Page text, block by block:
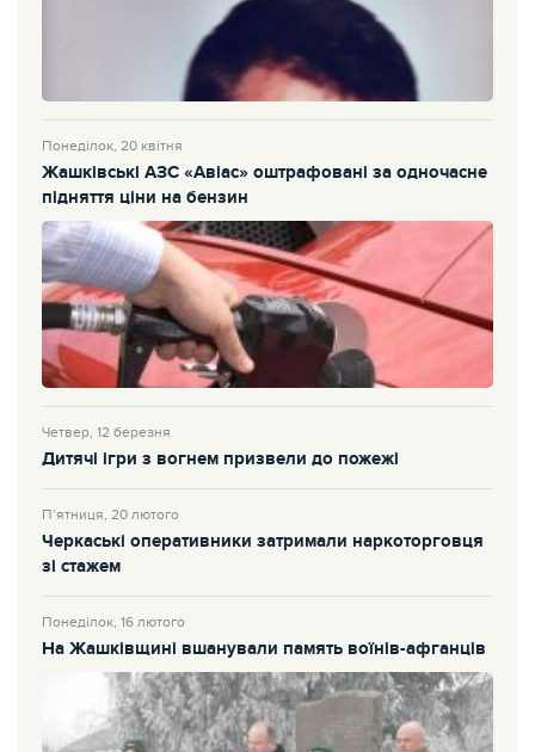
Понеділок, 20 квітня
Жашківські АЗС «Авіас» оштрафовані за одночасне
підняття ціни на бензин
Четвер, 12 березня
Дитячі ігри з вогнем призвели до пожежі
П’ятниця, 20 лютого
Черкаські оперативники затримали наркоторговця
зі стажем
Понеділок, 16 лютого
На Жашківщині вшанували память воїнів-афганців